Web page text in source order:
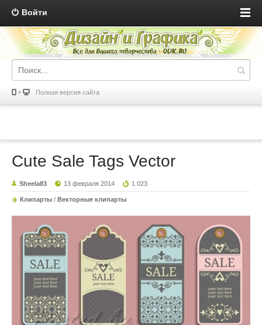
Войти
Полная версия сайта
Cute Sale Tags Vector
Sheela83 13 февраля 2014 1 023
Клипарты / Векторные клипарты